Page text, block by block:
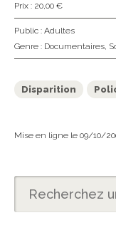
Prix : 20,00 €
Public : Adultes
Genre : Documentaires,
Disparition
Mise en ligne le 09/10/